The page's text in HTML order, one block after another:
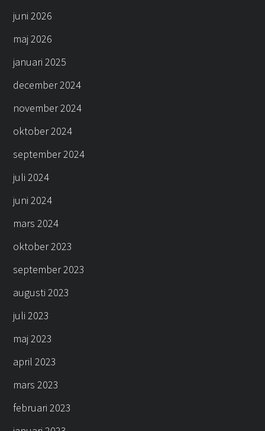
juni 2026
maj 2026
januari 2025
december 2024
november 2024
oktober 2024
september 2024
juli 2024
juni 2024
mars 2024
oktober 2023
september 2023
augusti 2023
juli 2023
maj 2023
april 2023
mars 2023
februari 2023